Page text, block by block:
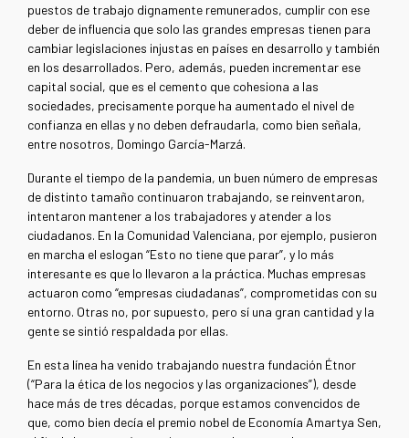
puestos de trabajo dignamente remunerados, cumplir con ese
deber de influencia que solo las grandes empresas tienen para
cambiar legislaciones injustas en países en desarrollo y también
en los desarrollados. Pero, además, pueden incrementar ese
capital social, que es el cemento que cohesiona a las
sociedades, precisamente porque ha aumentado el nivel de
confianza en ellas y no deben defraudarla, como bien señala,
entre nosotros, Domingo García-Marzá.
Durante el tiempo de la pandemia, un buen número de empresas
de distinto tamaño continuaron trabajando, se reinventaron,
intentaron mantener a los trabajadores y atender a los
ciudadanos. En la Comunidad Valenciana, por ejemplo, pusieron
en marcha el eslogan “Esto no tiene que parar”, y lo más
interesante es que lo llevaron a la práctica. Muchas empresas
actuaron como “empresas ciudadanas”, comprometidas con su
entorno. Otras no, por supuesto, pero sí una gran cantidad y la
gente se sintió respaldada por ellas.
En esta línea ha venido trabajando nuestra fundación Étnor
(“Para la ética de los negocios y las organizaciones”), desde
hace más de tres décadas, porque estamos convencidos de
que, como bien decía el premio nobel de Economía Amartya Sen,